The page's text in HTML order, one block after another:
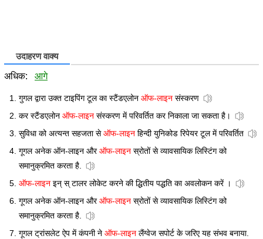
उदाहरण वाक्य
अधिक: आगे
गुगल द्वारा उक्त टाइपिंग टूल का स्टैंडएलोन ऑफ-लाइन संस्करण
कर स्टैंडएलोन ऑफ-लाइन संस्करण में परिवर्तित कर निकाला जा सकता है।
सुविधा को अत्यन्त सहजता सेऑफ-लाइन हिन्दी युनिकोड रिपेयर टूल में परिवर्तित
गूगल अनेक ऑन-लाइन औरऑफ-लाइन स्रोतों से व्यावसायिक लिस्टिंग को
समानुक्रमित करता है.
ऑफ-लाइन इन् स् टालर लोकेट करने की द्धितीय पद्धति का अवलोकन करें ।
गूगल अनेक ऑन-लाइन औरऑफ-लाइन स्रोतों से व्यावसायिक लिस्टिंग को
समानुक्रमित करता है.
गूगल ट्रांसलेट ऐप में कंपनी ने ऑफ-लाइन लैंग्वेज सपोर्ट के जरिए यह संभव बनाया.